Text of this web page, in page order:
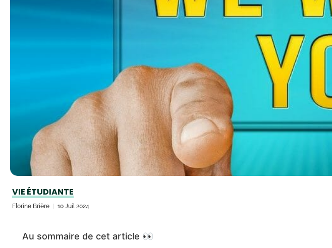
VIE ÉTUDIANTE
Florine Brière 10 Juil 2024
Au sommaire de cet article 👀